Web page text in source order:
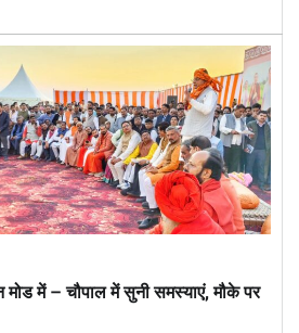
मोड में – चौपाल में सुनी समस्याएं, मौके पर